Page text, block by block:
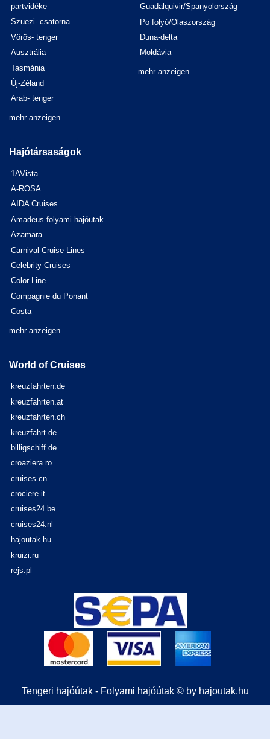
partvidéke
Szuezi- csatorna
Vörös- tenger
Ausztrália
Tasmánia
Új-Zéland
Arab- tenger
mehr anzeigen
Guadalquivir/Spanyolország
Po folyó/Olaszország
Duna-delta
Moldávia
mehr anzeigen
Hajótársaságok
1AVista
A-ROSA
AIDA Cruises
Amadeus folyami hajóutak
Azamara
Carnival Cruise Lines
Celebrity Cruises
Color Line
Compagnie du Ponant
Costa
mehr anzeigen
World of Cruises
kreuzfahrten.de
kreuzfahrten.at
kreuzfahrten.ch
kreuzfahrt.de
billigschiff.de
croaziera.ro
cruises.cn
crociere.it
cruises24.be
cruises24.nl
hajoutak.hu
kruizi.ru
rejs.pl
Tengeri hajóútak - Folyami hajóútak © by hajoutak.hu